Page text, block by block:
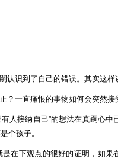
识到了自己的错误。其实这样
一直痛恨的事物如何会突然接
人接纳自己”的想法在真嗣心中
个孩子。
下观点的很好的证明，如果